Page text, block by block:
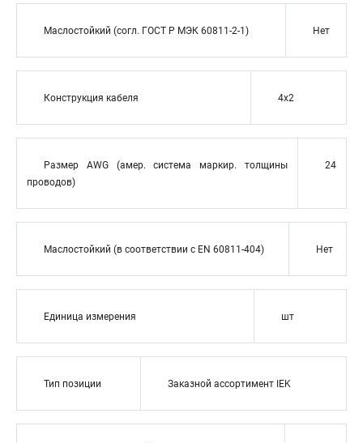
Маслостойкий (согл. ГОСТ Р МЭК 60811-2-1) Нет
Конструкция кабеля 4x2
Размер AWG (амер. система маркир. толщины
проводов)
24
Маслостойкий (в соответствии с EN 60811-404) Нет
Единица измерения шт
Тип позиции Заказной ассортимент IEK